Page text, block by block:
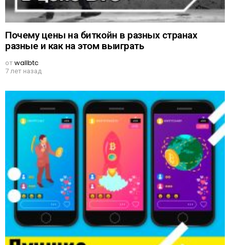
Почему цены на биткойн в разных странах
разные и как на этом выиграть
отwallbtc
7 лет назад